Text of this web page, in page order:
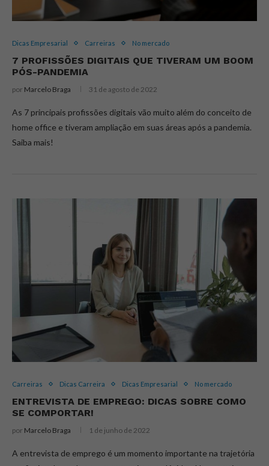
Dicas Empresarial Carreiras No mercado
7 PROFISSÕES DIGITAIS QUE TIVERAM UM BOOM
PÓS-PANDEMIA
por Marcelo Braga 31 de agosto de 2022
As 7 principais profissões digitais vão muito além do conceito de
home office e tiveram ampliação em suas áreas após a pandemia.
Saiba mais!
Carreiras Dicas Carreira Dicas Empresarial No mercado
ENTREVISTA DE EMPREGO: DICAS SOBRE COMO
SE COMPORTAR!
por Marcelo Braga 1 de junho de 2022
A entrevista de emprego é um momento importante na trajetória